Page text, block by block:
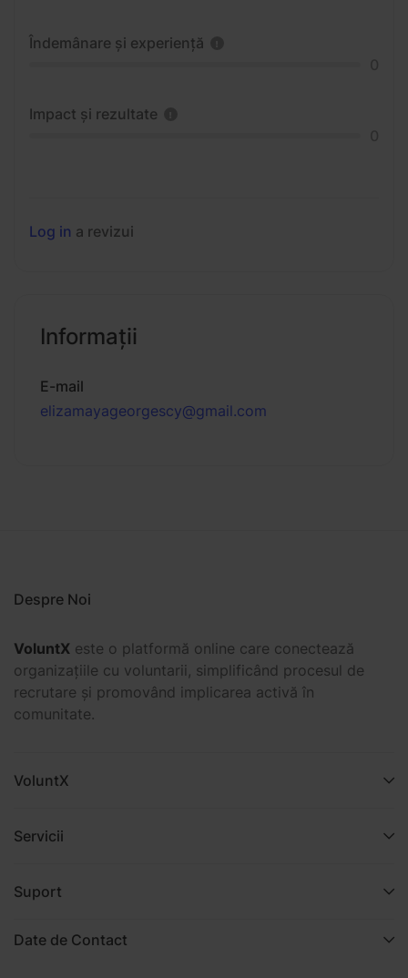
Îndemânare și experiență
Impact și rezultate
Log in a revizui
Informaţii
E-mail
elizamayageorgescy@gmail.com
Despre Noi
VoluntX este o platformă online care conectează
organizațiile cu voluntarii, simplificând procesul de
recrutare și promovând implicarea activă în
comunitate.
VoluntX
Servicii
Suport
Date de Contact